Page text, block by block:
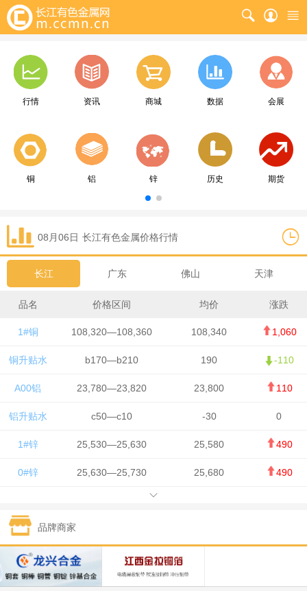
行情 资讯 商城 数据 会展
铜 铝 锌 历史 期货
08月06日 长江有色金属价格行情
长江 广东 佛山 天津
品名 价格区间 均价 涨跌
1#铜 108,320—108,360 108,340 1,060
铜升贴水 b170—b210 190 -110
A00铝 23,780—23,820 23,800 110
铝升贴水 c50—c10 -30 0
1#锌 25,530—25,630 25,580 490
0#锌 25,630—25,730 25,680 490
1#锡 434,750—436,750
1#镍 131,200—132,400
1#白银 15,170—15,180 15,175 615
品牌商家